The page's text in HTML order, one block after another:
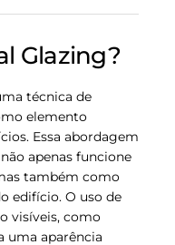
Glazing?
técnica de
elemento
Essa abordagem
apenas funcione
também como
edifício. O uso de
visíveis, como
uma aparência